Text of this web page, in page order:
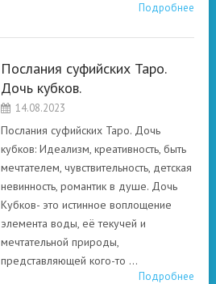
Подробнее
Послания суфийских Таро.
Дочь кубков.
14.08.2023
Послания суфийских Таро. Дочь
кубков: Идеализм, креативность, быть
мечтателем, чувствительность, детская
невинность, романтик в душе. Дочь
Кубков- это истинное воплощение
элемента воды, её текучей и
мечтательной природы,
представляющей кого-то …
Подробнее